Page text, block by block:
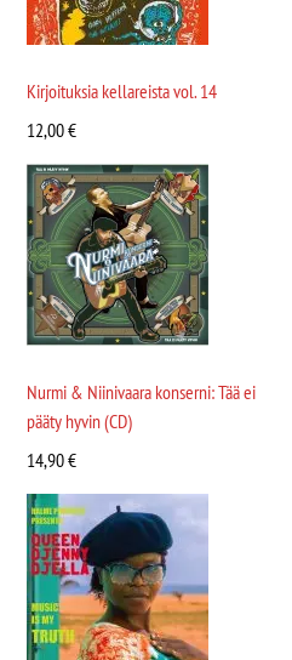
Kirjoituksia kellareista vol. 14
12,00€
Nurmi & Niinivaara konserni: Tää ei
pääty hyvin (CD)
14,90€